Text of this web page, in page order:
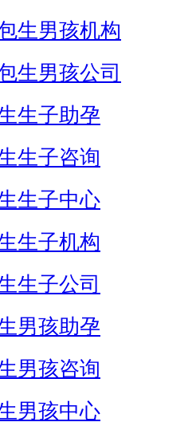
生男孩机构
生男孩公司
生子助孕
生子咨询
生子中心
生子机构
生子公司
男孩助孕
男孩咨询
男孩中心